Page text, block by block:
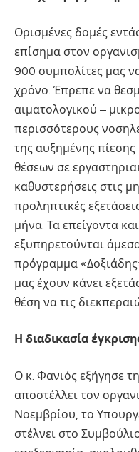
Ορισμένες δομές
επίσημα στον
900 συμπολίτες μας
χρόνο. Έπρεπε να
αιματολογικού –
περισσότερους
της αυξημένης
θέσεων σε
καθυστερήσεις στις
προληπτικές
μήνα. Τα επείγοντα
εξυπηρετούνται
πρόγραμμα
μας έχουν κάνει
θέση να τις
Η διαδικασία
Ο κ. Φανιός εξήγησε
αποστέλλει τον
Νοεμβρίου, το
στέλνει στο